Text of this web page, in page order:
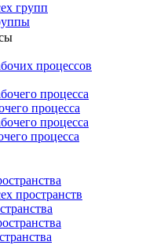
групп
процессов
процесса
процесса
процесса
процесса
пространств